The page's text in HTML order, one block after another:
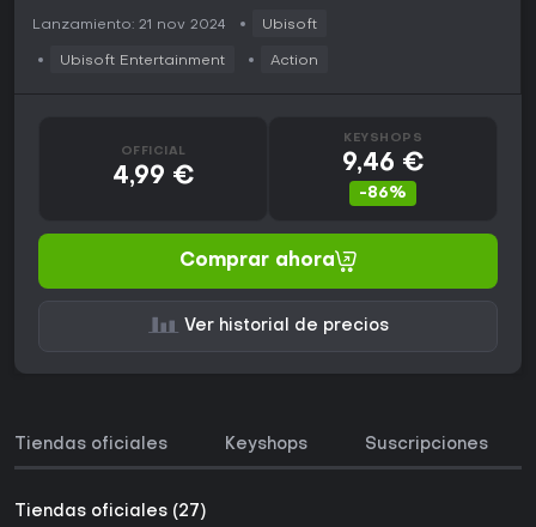
Lanzamiento: 21 nov 2024 Ubisoft
Ubisoft Entertainment Action
OFFICIAL
4,99 €
KEYSHOPS
9,46 €
-86%
Comprar ahora
Ver historial de precios
Tiendas oficiales Keyshops Suscripciones
Tiendas oficiales (27)